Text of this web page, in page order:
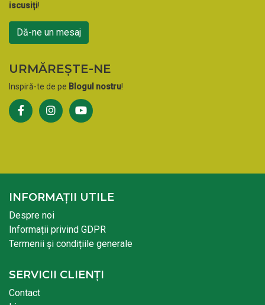
iscusiți!
Dă-ne un mesaj
URMĂREȘTE-NE
Inspiră-te de pe Blogul nostru!
INFORMAȚII UTILE
Despre noi
Informații privind GDPR
Termenii și condițiile generale
SERVICII CLIENȚI
Contact